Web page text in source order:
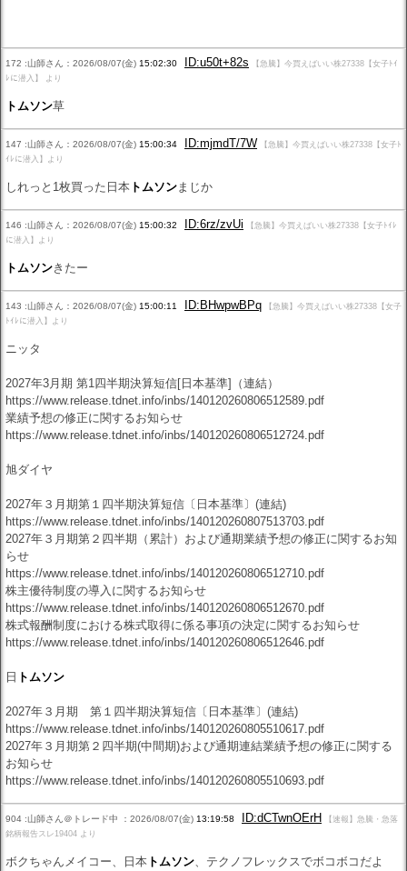
172 :山師さん：2026/08/07(金) 15:02:30 ID:u50t+82s
【急騰】今買えばいい株27338【女子ﾄｲ
ﾚに潜入】 より
トムソン草
147 :山師さん：2026/08/07(金) 15:00:34 ID:mjmdT/7W
【急騰】今買えばいい株27338【女子ﾄ
ｲﾚに潜入】より
しれっと1枚買った日本 トムソンまじか
146 :山師さん：2026/08/07(金) 15:00:32 ID:6rz/zvUi
【急騰】今買えばいい株27338【女子ﾄｲﾚ
に潜入】より
トムソンきたー
143 :山師さん：2026/08/07(金) 15:00:11 ID:BHwpwBPq
【急騰】今買えばいい株27338【女子
ﾄｲﾚに潜入】より
ニッタ
2027年3月期 第1四半期決算短信[日本基準]（連結）
https://www.release.tdnet.info/inbs/140120260806512589.pdf
業績予想の修正に関するお知らせ
https://www.release.tdnet.info/inbs/140120260806512724.pdf
旭ダイヤ
2027年３月期第１四半期決算短信〔日本基準〕(連結)
https://www.release.tdnet.info/inbs/140120260807513703.pdf
2027年３月期第２四半期（累計）および通期業績予想の修正に関するお知
らせ
https://www.release.tdnet.info/inbs/140120260806512710.pdf
株主優待制度の導入に関するお知らせ
https://www.release.tdnet.info/inbs/140120260806512670.pdf
株式報酬制度における株式取得に係る事項の決定に関するお知らせ
https://www.release.tdnet.info/inbs/140120260806512646.pdf
日 トムソン
2027年３月期 第１四半期決算短信〔日本基準〕(連結)
https://www.release.tdnet.info/inbs/140120260805510617.pdf
2027年３月期第２四半期(中間期)および通期連結業績予想の修正に関する
お知らせ
https://www.release.tdnet.info/inbs/140120260805510693.pdf
904 :山師さん＠トレード中 ：2026/08/07(金) 13:19:58 ID:dCTwnOErH
【速報】急騰・急落
銘柄報告スレ19404 より
ボクちゃんメイコー、日本 トムソン、テクノフレックスでボコボコだよ